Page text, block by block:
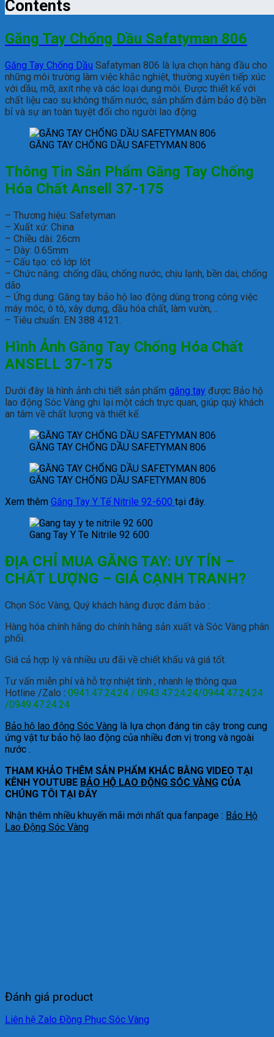
Contents
Găng Tay Chống Dầu Safatyman 806
Găng Tay Chống Dầu Safatyman 806 là lựa chọn hàng đầu cho
những môi trường làm việc khắc nghiệt, thường xuyên tiếp xúc
với dầu, mỡ, axit nhẹ và các loại dung môi. Được thiết kế với
chất liệu cao su không thấm nước, sản phẩm đảm bảo độ bền
bỉ và sự an toàn tuyệt đối cho người lao động.
GĂNG TAY CHỐNG DẦU SAFETYMAN 806
Thông Tin Sản Phẩm Găng Tay Chống
Hóa Chất Ansell 37-175
– Thương hiệu: Safetyman
– Xuất xứ: China
– Chiều dài: 26cm
– Dày: 0.65mm
– Cấu tạo: có lớp lót
– Chức năng: chống dầu, chống nước, chịu lạnh, bền dai, chống
dão
– Ứng dung: Găng tay bảo hộ lao động dùng trong công việc
máy móc, ô tô, xây dựng, dầu hóa chất, làm vườn, ..
– Tiêu chuẩn: EN 388 4121.
Hình Ảnh Găng Tay Chống Hóa Chất
ANSELL 37-175
Dưới đây là hình ảnh chi tiết sản phẩm găng tay được Bảo hộ
lao động Sóc Vàng ghi lại một cách trực quan, giúp quý khách
an tâm về chất lượng và thiết kế.
GĂNG TAY CHỐNG DẦU SAFETYMAN 806
GĂNG TAY CHỐNG DẦU SAFETYMAN 806
Xem thêm Găng Tay Y Tế Nitrile 92-600 tại đây.
Gang Tay Y Te Nitrile 92 600
ĐỊA CHỈ MUA GĂNG TAY: UY TÍN –
CHẤT LƯỢNG – GIÁ CẠNH TRANH?
Chọn Sóc Vàng, Quý khách hàng được đảm bảo :
Hàng hóa chính hãng do chính hãng sản xuất và Sóc Vàng phân
phối.
Giá cả hợp lý và nhiều ưu đãi về chiết khấu và giá tốt.
Tư vấn miễn phí và hỗ trợ nhiệt tình , nhanh lẹ thông qua
Hotline /Zalo : 0941.47.24.24 / 0943.47.24.24/0944.47.24.24
/0949.47.24.24
Bảo hộ lao động Sóc Vàng là lựa chọn đáng tin cậy trong cung
ứng vật tư bảo hộ lao động của nhiều đơn vị trong và ngoài
nước .
THAM KHẢO THÊM SẢN PHẨM KHÁC BẰNG VIDEO TẠI
KÊNH YOUTUBE BẢO HỘ LAO ĐỘNG SÓC VÀNG CỦA
CHÚNG TÔI TẠI ĐÂY
Nhận thêm nhiều khuyến mãi mới nhất qua fanpage : Bảo Hộ
Lao Động Sóc Vàng
Đánh giá product
Liên hệ Zalo Đồng Phục Sóc Vàng